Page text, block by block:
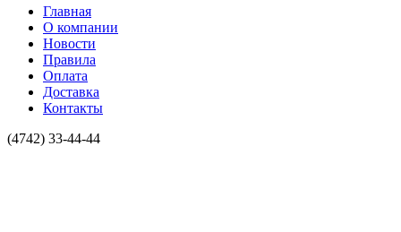
Главная
О компании
Новости
Правила
Оплата
Доставка
Контакты
(4742) 33-44-44